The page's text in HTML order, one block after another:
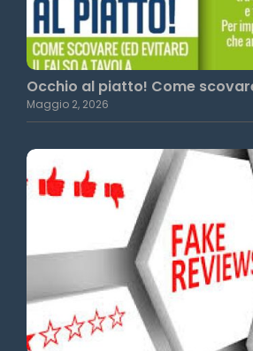
Occhio al piatto! Come
Maggio 2, 2026